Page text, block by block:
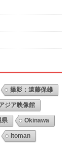
撮影：遠藤保雄
ジア映像館
県 Okinawa
Itoman